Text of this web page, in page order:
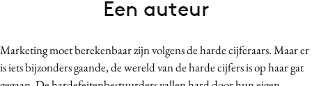
Carriere
Contentmarketing
Marketing moet berekenbaar zijn volgens de harde cijferaars. Maar er
is iets bijzonders gaande, de wereld van de harde cijfers is op haar gat
Een auteur